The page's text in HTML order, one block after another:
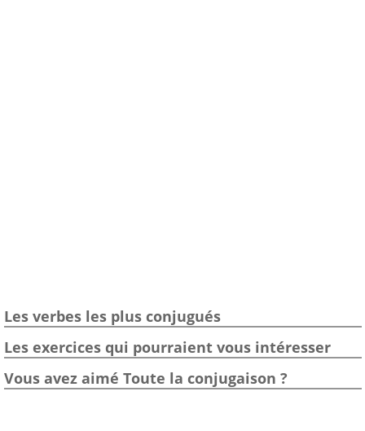
Les verbes les plus conjugués
Les exercices qui pourraient vous intéresser
Vous avez aimé Toute la conjugaison ?